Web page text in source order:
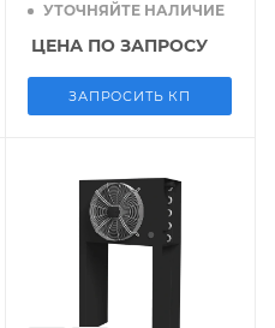
УТОЧНЯЙТЕ НАЛИЧИЕ
ЦЕНА ПО ЗАПРОСУ
ЗАПРОСИТЬ КП